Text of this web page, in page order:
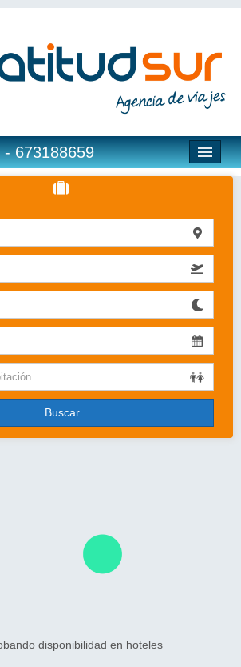
673188659
Buscar
disponibilidad en hoteles